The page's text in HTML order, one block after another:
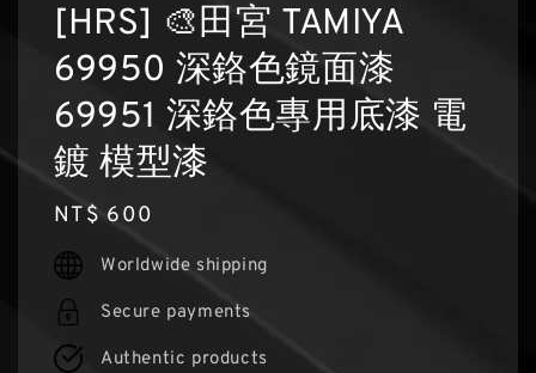
[HRS] 🎨田宮 TAMIYA
69950 深鉻色鏡面漆
69951 深鉻色專用底漆 電
鍍 模型漆
Regular
price
NT$ 600
Worldwide shipping
Secure payments
Authentic products